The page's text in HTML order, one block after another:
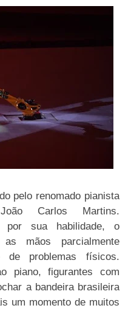
pelo renomado pianista
Carlos Martins.
por sua habilidade, o
mãos parcialmente
de problemas físicos.
piano, figurantes com
a bandeira brasileira
um momento de muitos